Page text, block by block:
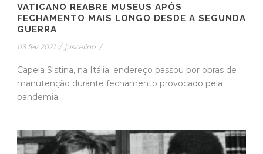
VATICANO REABRE MUSEUS APÓS
FECHAMENTO MAIS LONGO DESDE A SEGUNDA
GUERRA
03 fev 2021 / juscelino /
Capela Sistina, na Itália: endereço passou por obras de
manutenção durante fechamento provocado pela
pandemia